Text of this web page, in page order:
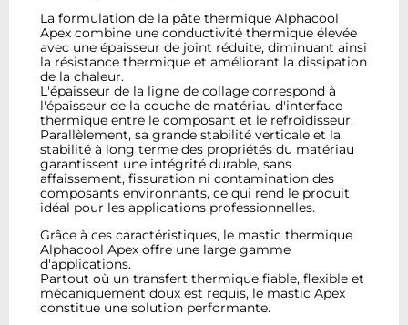
La formulation de la pâte thermique Alphacool
Apex combine une conductivité thermique élevée
avec une épaisseur de joint réduite, diminuant ainsi
la résistance thermique et améliorant la dissipation
de la chaleur.
L'épaisseur de la ligne de collage correspond à
l'épaisseur de la couche de matériau d'interface
thermique entre le composant et le refroidisseur.
Parallèlement, sa grande stabilité verticale et la
stabilité à long terme des propriétés du matériau
garantissent une intégrité durable, sans
affaissement, fissuration ni contamination des
composants environnants, ce qui rend le produit
idéal pour les applications professionnelles.
Grâce à ces caractéristiques, le mastic thermique
Alphacool Apex offre une large gamme
d'applications.
Partout où un transfert thermique fiable, flexible et
mécaniquement doux est requis, le mastic Apex
constitue une solution performante.